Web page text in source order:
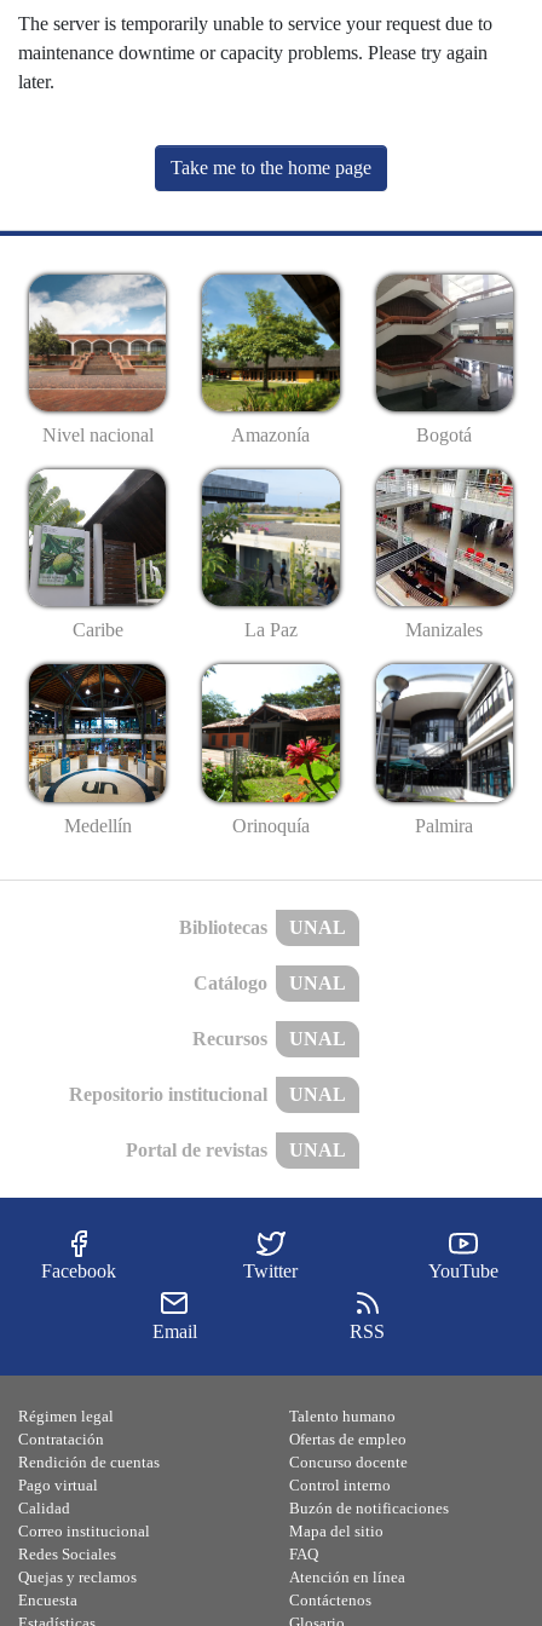
The server is temporarily unable to service your request due to
maintenance downtime or capacity problems. Please try again
later.
Take me to the home page
Nivel nacional Amazonía Bogotá
Caribe La Paz Manizales
Medellín Orinoquía Palmira
Bibliotecas UNAL
Catálogo UNAL
Recursos UNAL
Repositorio institucional UNAL
Portal de revistas UNAL
Facebook Twitter YouTube
Email RSS
Régimen legal
Contratación
Rendición de cuentas
Pago virtual
Calidad
Talento humano
Ofertas de empleo
Concurso docente
Control interno
Buzón de notificaciones
Correo institucional
Redes Sociales
Quejas y reclamos
Encuesta
Mapa del sitio
FAQ
Atención en línea
Contáctenos